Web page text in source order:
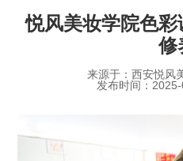
悦风美妆学院色
修
来源于：西安悦风
发布时间：